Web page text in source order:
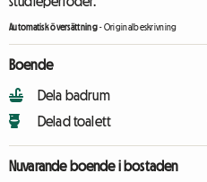
Automatisk översättning-Originalbeskrivning
Boende
Dela badrum
Delad toalett
Nuvarande boende i bostaden